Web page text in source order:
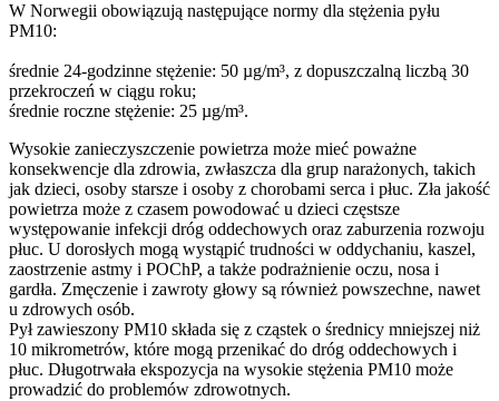
W Norwegii obowiązują następujące normy dla stężenia pyłu
PM10:
średnie 24-godzinne stężenie: 50 µg/m³, z dopuszczalną liczbą 30
przekroczeń w ciągu roku;
średnie roczne stężenie: 25 µg/m³.
Wysokie zanieczyszczenie powietrza może mieć poważne
konsekwencje dla zdrowia, zwłaszcza dla grup narażonych, takich
jak dzieci, osoby starsze i osoby z chorobami serca i płuc. Zła jakość
powietrza może z czasem powodować u dzieci częstsze
występowanie infekcji dróg oddechowych oraz zaburzenia rozwoju
płuc. U dorosłych mogą wystąpić trudności w oddychaniu, kaszel,
zaostrzenie astmy i POChP, a także podrażnienie oczu, nosa i
gardła. Zmęczenie i zawroty głowy są również powszechne, nawet
u zdrowych osób.
Pył zawieszony PM10 składa się z cząstek o średnicy mniejszej niż
10 mikrometrów, które mogą przenikać do dróg oddechowych i
płuc. Długotrwała ekspozycja na wysokie stężenia PM10 może
prowadzić do problemów zdrowotnych.